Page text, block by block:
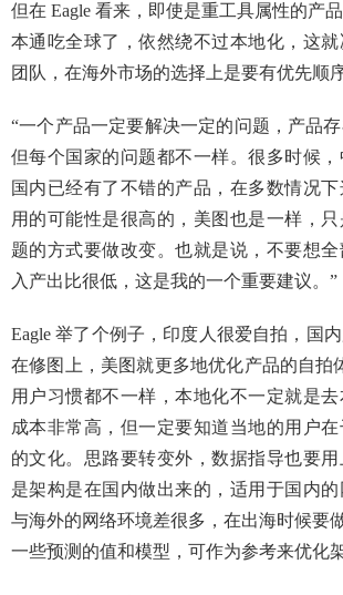
但在 Eagle 看来，即使是重工具属性的产
本通吃全球了，依然绕不过本地化，这
团队，在海外市场的选择上是要有优先顺
“一个产品一定要解决一定的问题，产品存
但每个国家的问题都不一样。很多时候
国内已经有了不错的产品，在多数情况
用的可能性是很高的，美图也是一样，
题的方式要做改变。也就是说，不要想
入产出比很低，这是我的一个重要建议。”
Eagle 举了个例子，印度人很爱自拍，国
在修图上，美图就更多地优化产品的自拍
用户习惯都不一样，本地化不一定就是
成本非常高，但一定要知道当地的用户
的文化。思路要转变外，数据指导也要
是架构是在国内做出来的，适用于国内
与海外的网络环境差很多，在出海时候要
一些预测的值和模型，可作为参考来优化